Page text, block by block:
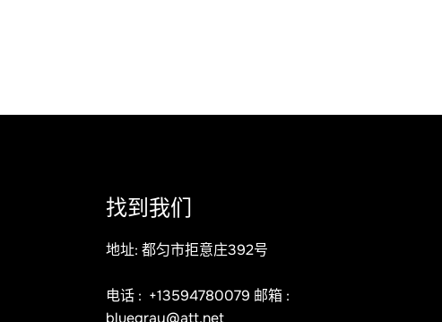
找到我们
地址: 都匀市拒意庄392号
电话 : +13594780079 邮箱 :
bluegray@att.net